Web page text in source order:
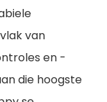
van
en -
die hoogste